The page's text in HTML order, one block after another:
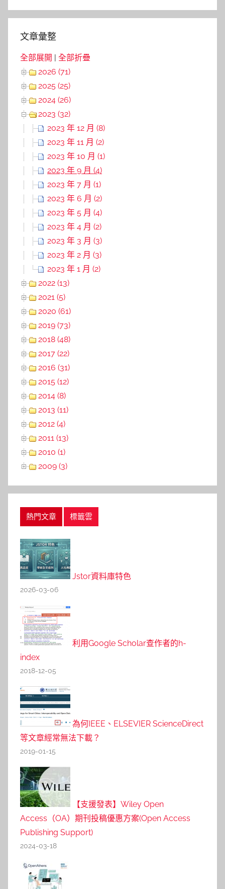
文章彙整
全部展開 | 全部折疊
2026 (71)
2025 (25)
2024 (26)
2023 (32)
2023 年 12 月 (8)
2023 年 11 月 (2)
2023 年 10 月 (1)
2023 年 9 月 (4)
2023 年 7 月 (1)
2023 年 6 月 (2)
2023 年 5 月 (4)
2023 年 4 月 (2)
2023 年 3 月 (3)
2023 年 2 月 (3)
2023 年 1 月 (2)
2022 (13)
2021 (5)
2020 (61)
2019 (73)
2018 (48)
2017 (22)
2016 (31)
2015 (12)
2014 (8)
2013 (11)
2012 (4)
2011 (13)
2010 (1)
2009 (3)
熱門文章 標籤雲
Jstor資料庫特色
2026-03-06
利用Google Scholar查作者的h-
index
2018-12-05
為何IEEE、ELSEVIER ScienceDirect
等文章經常無法下載？
2019-01-15
【支援發表】Wiley Open
Access（OA）期刊投稿優惠方案(Open Access
Publishing Support)
2024-03-18